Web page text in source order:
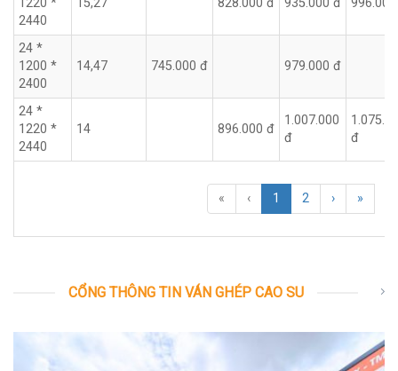
« ‹ 1 2 › »
1220 *
2440
15,27 828.000 đ 935.000 đ
24 *
1200 *
2400
14,47 745.000 đ 979.000 đ
24 *
1220 *
2440
14 896.000 đ
1.007.000
đ
đ
CỔNG THÔNG TIN VÁN GHÉP CAO SU